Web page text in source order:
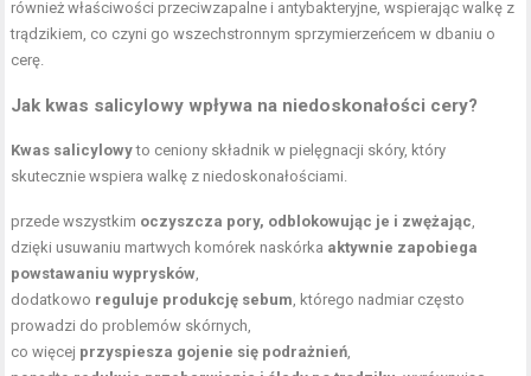
również właściwości przeciwzapalne i antybakteryjne, wspierając walkę z
trądzikiem, co czyni go wszechstronnym sprzymierzeńcem w dbaniu o
cerę.
Jak kwas salicylowy wpływa na niedoskonałości cery?
Kwas salicylowyto ceniony składnik w pielęgnacji skóry, który
skutecznie wspiera walkę z niedoskonałościami.
przede wszystkim oczyszcza pory, odblokowując je i zwężając
dzięki usuwaniu martwych komórek naskórka aktywnie zapobiega
powstawaniu wyprysków
dodatkowo reguluje produkcję sebum , którego nadmiar często
prowadzi do problemów skórnych,
co więcej przyspiesza gojenie się podrażnień